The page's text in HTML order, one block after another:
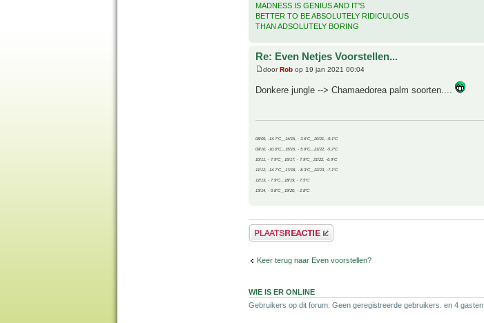
MADNESS IS GENIUS AND IT'S
BETTER TO BE ABSOLUTELY RIDICULOUS
THAN ADSOLUTELY BORING
Re: Even Netjes Voorstellen...
door Rob op 19 jan 2021 00:04
Donkere jungle --> Chamaedorea palm soorten....
08/09, -14.7°C__14/15, - 3.6°C__20/21, -9.1°C
09/10, -10.0°C__15/16, - 5.9°C__21/22, -5.2°C
10/11, - 7.9°C__16/17, - 7.9°C__21/22, -6.9°C
11/12, -14.7°C__17/18, - 8.3°C__22/23, -7.1°C
12/13, - 7.9°C__18/19, - 7.5°C
13/14, - 0.8°C__19/20, - 2.8°C
Plaats een reactie
Keer terug naar Even voorstellen?
WIE IS ER ONLINE
Gebruikers op dit forum: Geen geregistreerde gebruikers. en 4 gasten